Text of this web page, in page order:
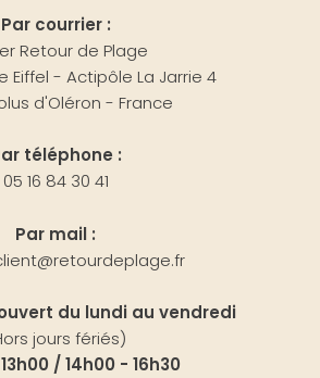
Par courrier :
Retour de Plage
Eiffel - Actipôle La Jarrie 4
d'Oléron - France
téléphone :
05 16 84 30 41
Par mail :
du lundi au vendredi
jours fériés)
/ 14h00 - 16h30